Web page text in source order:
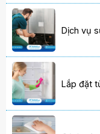
Dịch vụ
Lắp đặt